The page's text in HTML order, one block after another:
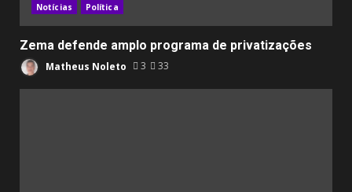
Notícias Política
Zema defende amplo programa de privatizações
Matheus Noleto 3 33